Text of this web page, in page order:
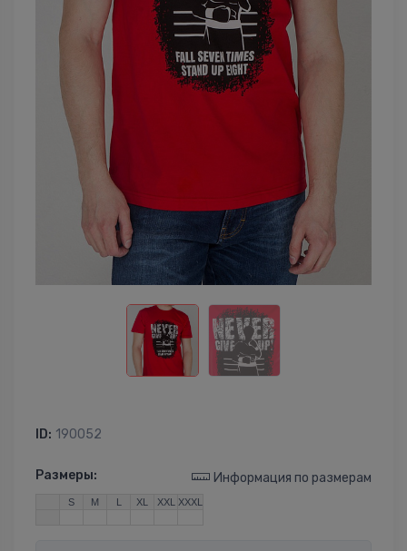
ID: 190052
Размеры: Информация по размерам
S M L XL XXL XXXL